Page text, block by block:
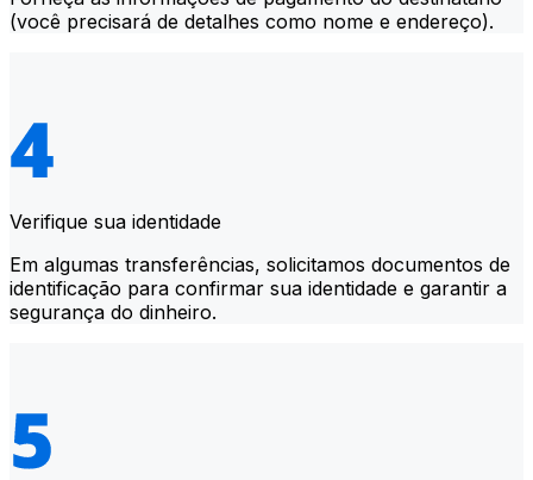
(você precisará de detalhes como nome e endereço).
Verifique sua identidade
Em algumas transferências, solicitamos documentos de
identificação para confirmar sua identidade e garantir a
segurança do dinheiro.